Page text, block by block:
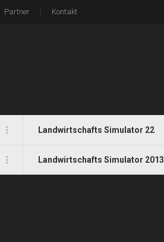
Partner Kontakt
Landwirtschafts Simulator 22
Landwirtschafts Simulator 2013